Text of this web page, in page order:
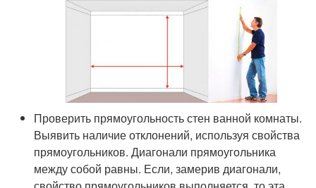
Проверить прямоугольность стен ванной комнаты.
Выявить наличие отклонений, используя свойства
прямоугольников. Диагонали прямоугольника
между собой равны. Если, замерив диагонали,